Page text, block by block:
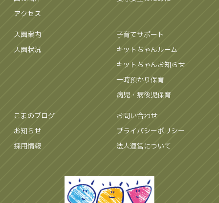
アクセス
入園案内
入園状況
子育てサポート
キットちゃんルーム
キットちゃんお知らせ
一時預かり保育
病児・病後児保育
こまのブログ
お知らせ
採用情報
お問い合わせ
プライバシーポリシー
法人運営について